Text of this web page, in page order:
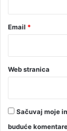
Email *
Web stranica
Sačuvaj moje
buduće